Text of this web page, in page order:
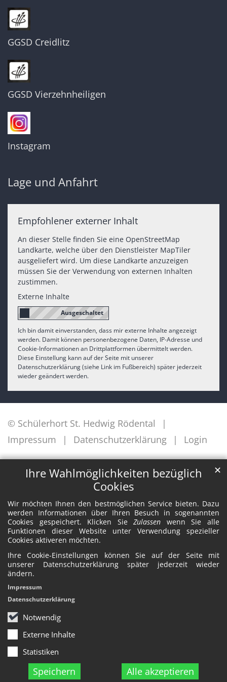
Ihre Wahlmöglichkeiten bezüglich
Cookies
Wir möchten Ihnen den bestmöglichen Service bieten. Dazu
werden Informationen über Ihren Besuch in sogenannten
Cookies gespeichert. Klicken SieZulassen wenn Sie alle
Funktionen dieser Website unter Verwendung spezieller
Cookies aktiveren möchten.
Ihre Cookie-Einstellungen können Sie auf der Seite mit
unserer Datenschutzerklärung später jederzeit wieder
ändern.
Notwendig
Externe Inhalte
Statistiken
Speichern Alle akzeptieren
✕
Impressum
Datenschutzerklärung
GGSD Creidlitz
GGSD Vierzehnheiligen
Instagram
Lage und Anfahrt
Empfohlener externer Inhalt
An dieser Stelle finden Sie eine OpenStreetMap
Landkarte, welche über den Dienstleister MapTiler
ausgeliefert wird. Um diese Landkarte anzuzeigen
müssen Sie der Verwendung von externen Inhalten
zustimmen.
Externe Inhalte
Ich bin damit einverstanden, dass mir externe Inhalte angezeigt
werden. Damit können personenbezogene Daten, IP-Adresse und
Cookie-Informationen an Drittplattformen übermittelt werden.
Diese Einstellung kann auf der Seite mit unserer
Datenschutzerklärung (siehe Link im Fußbereich) später jederzeit
wieder geändert werden.
© Schülerhort St. Hedwig Rödental
Impressum
Datenschutzerklärung Login